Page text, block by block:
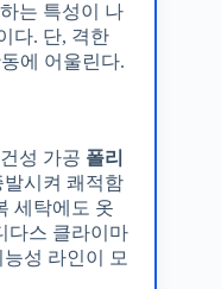
는 특성이 나
다. 단, 격한
에 어울린다.
성 가공 폴리
시켜 쾌적함
세탁에도 옷
다스 클라이마
성 라인이 모